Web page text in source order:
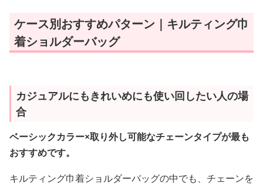
ケース別おすすめパターン｜キルティング巾
着ショルダーバッグ
カジュアルにもきれいめにも使い回したい人の場
合
ベーシックカラー×取り外し可能なチェーンタイプが最も
おすすめです。
キルティング巾着ショルダーバッグの中でも、チェーンを